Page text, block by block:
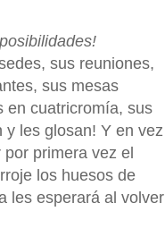
sus reuniones,
sus mesas
en cuatricromía, sus
y les glosan! Y en vez
primera vez el
los huesos de
les esperará al volver